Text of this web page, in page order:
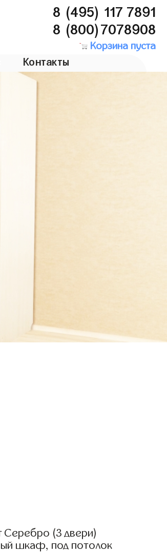
8 (495) 117 7891
8 (800)7078908
Корзина пуста
Контакты
(3 двери)
шкаф, под потолок